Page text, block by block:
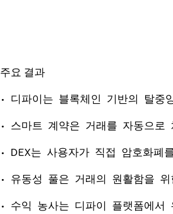
주요 결과
• 디파이는 블록체인 기반의 탈중
• 스마트 계약은 거래를 자동으로
• DEX는 사용자가 직접 암호화
• 유동성 풀은 거래의 원활함을
• 수익 농사는 디파이 플랫폼에서